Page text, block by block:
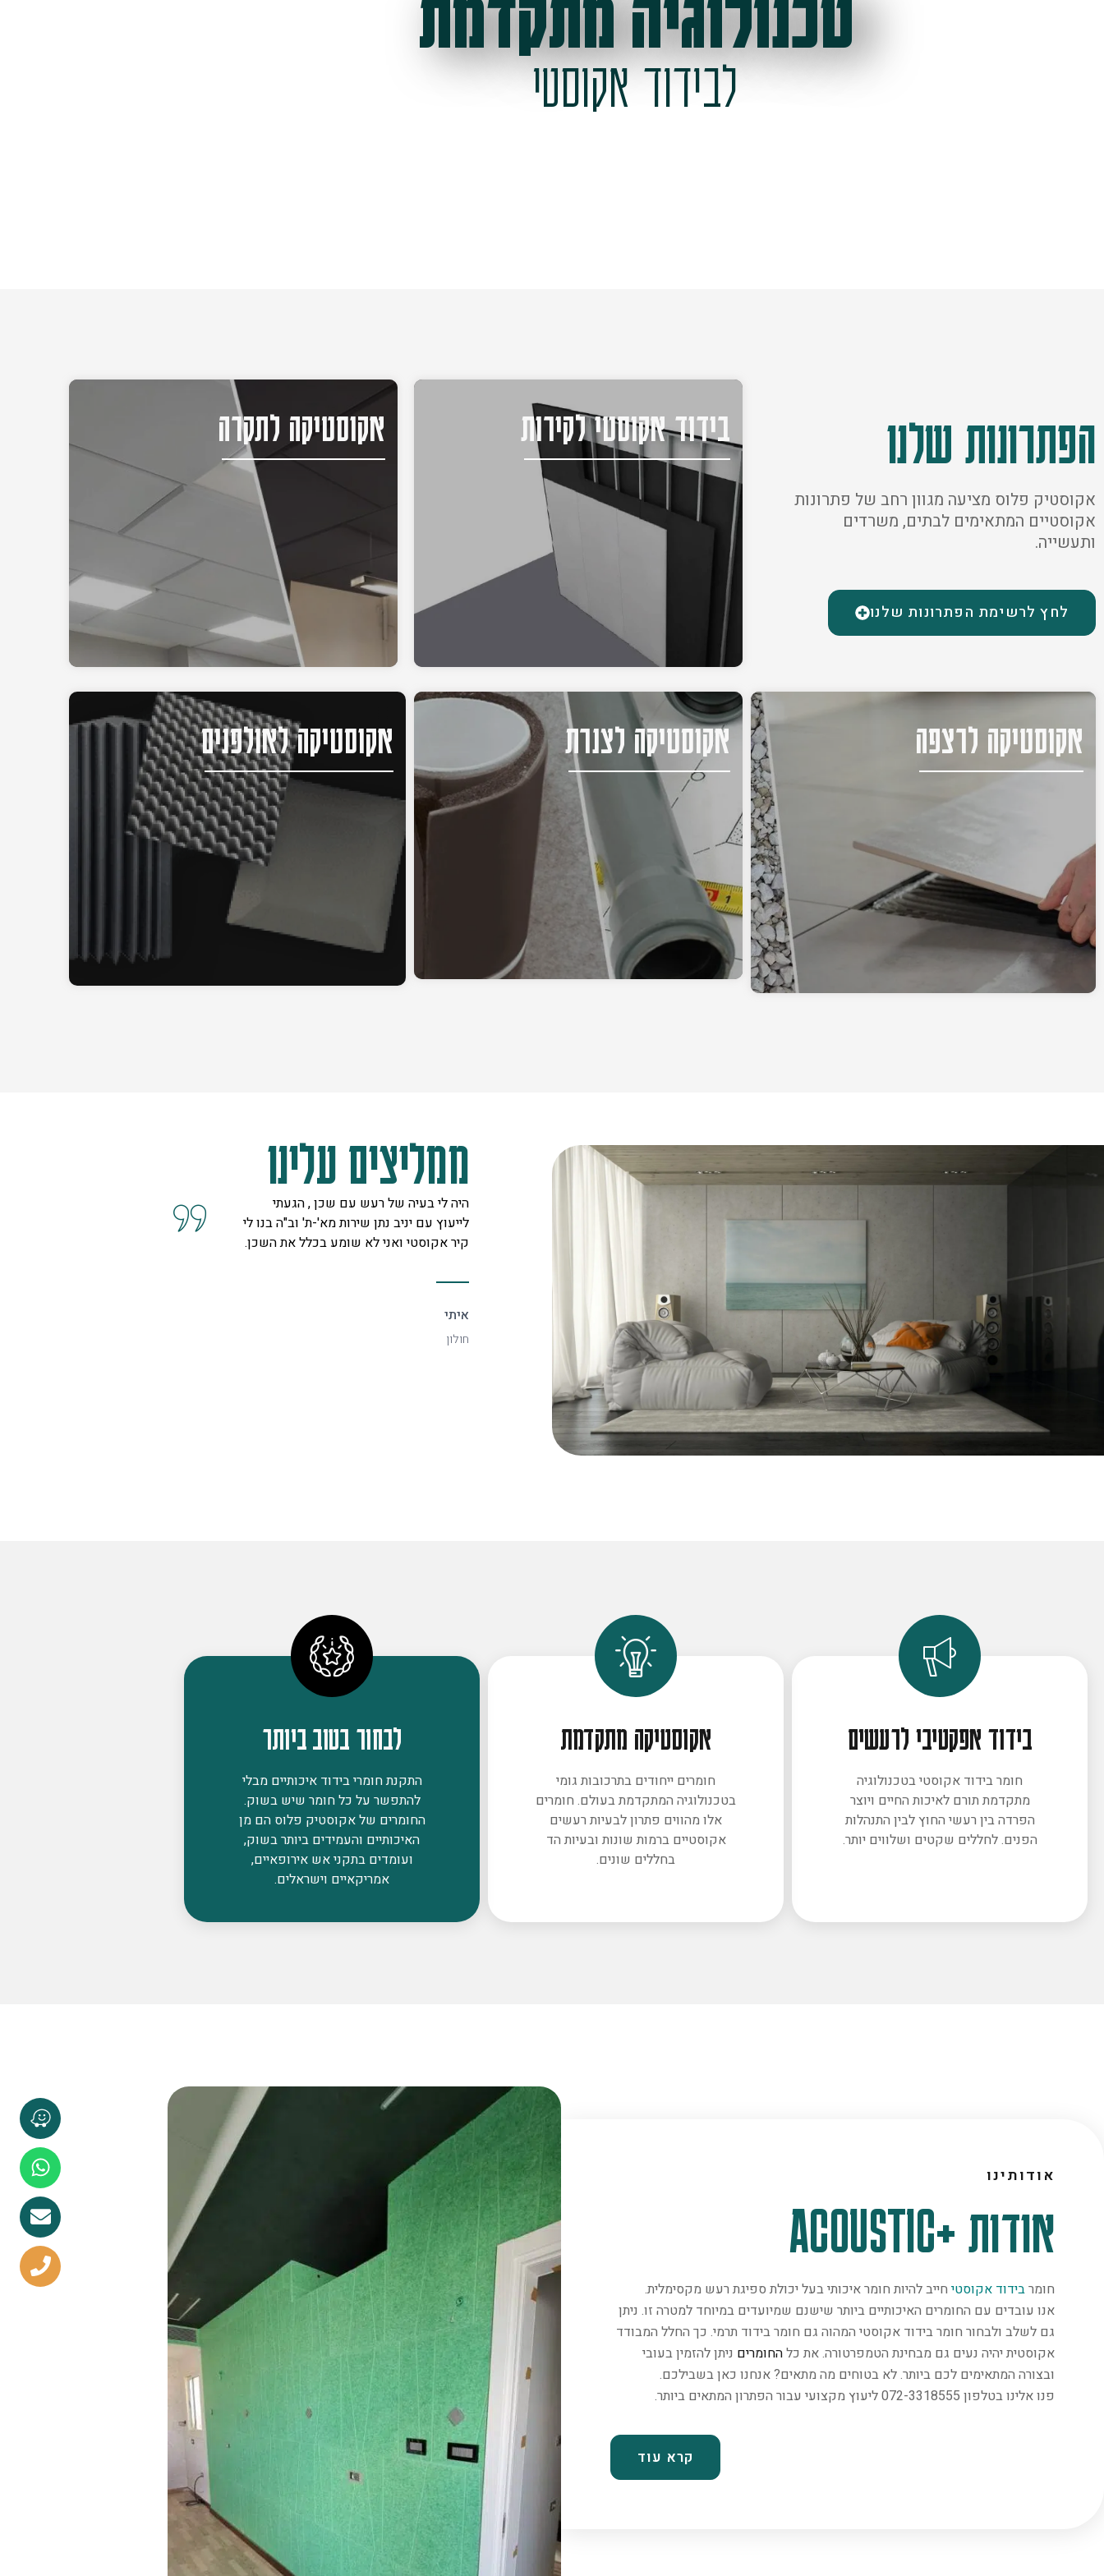
טכנולוגיה מתקדמת
לבידוד אקוסטי
הפתרונות שלנו
אקוסטיק פלוס מציעה מגוון רחב של פתרונות
אקוסטיים המתאימים לבתים, משרדים
ותעשייה.
לחץ לרשימת הפתרונות שלנו
בידוד אקוסטי לקירות אקוסטיקה לתקרה
אקוסטיקה לרצפה אקוסטיקה לצנרת אקוסטיקה לאולפנים
ממליצים עלינו
מקום של מקצוענים על לב טוב ורצון אדיר
לתת מענה לכל לקוח. אצלם מצאתי את
דב
היה לי בעיה של רעש עם שכן , הגעתי
לייעוץ עם יניב נתן שירות מא'-ת' וב"ה בנו לי
קיר אקוסטי ואני לא שומע בכלל את השכן.
איתי
חולון
בידוד אפקטיבי לרעשים
חומר בידוד אקוסטי בטכנולוגיה
מתקדמת תורם לאיכות החיים ויוצר
הפרדה בין רעשי החוץ לבין התנהלות
הפנים. לחללים שקטים ושלווים יותר.
אקוסטיקה מתקדמת
חומרים ייחודים בתרכובות גומי
בטכנולוגיה המתקדמת בעולם. חומרים
אלו מהווים פתרון לבעיות רעשים
אקוסטיים ברמות שונות ובעיות הד
בחללים שונים.
לבחור בטוב ביותר
התקנת חומרי בידוד איכותיים מבלי
להתפשר על כל חומר שיש בשוק.
החומרים של אקוסטיק פלוס הם מן
האיכותיים והעמידים ביותר בשוק,
ועומדים בתקני אש אירופאיים,
אמריקאיים וישראלים.
אודותינו
אודות +ACOUSTIC
חומרבידוד אקוסטי חייב להיות חומר איכותי בעל יכולת ספיגת רעש מקסימלית.
אנו עובדים עם החומרים האיכותיים ביותר שישנם שמיועדים במיוחד למטרה זו. ניתן
גם לשלב ולבחור חומר בידוד אקוסטי המהוה גם חומר בידוד תרמי. כך החלל המבודד
אקוסטית יהיה נעים גם מבחינת הטמפרטורה. את כלהחומרים ניתן להזמין בעובי
ובצורה המתאימים לכם ביותר. לא בטוחים מה מתאים? אנחנו כאן בשבילכם.
פנו אלינו בטלפון 072-3318555 ליעוץ מקצועי עבור הפתרון המתאים ביותר.
קרא עוד